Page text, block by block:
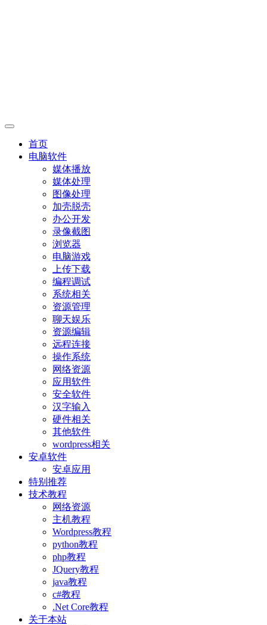
首页
电脑软件
媒体播放
媒体处理
图像处理
加壳脱壳
办公开发
录像截图
浏览器
电脑游戏
上传下载
编程调试
系统相关
资源管理
聊天娱乐
资源编辑
远程连接
操作系统
网络资源
应用软件
安全软件
汉字输入
硬件相关
其他软件
wordpress相关
安卓软件
安卓应用
特别推荐
技术教程
网络资源
主机教程
Wordpress教程
python教程
php教程
JQuery教程
java教程
c#教程
.Net Core教程
关于本站